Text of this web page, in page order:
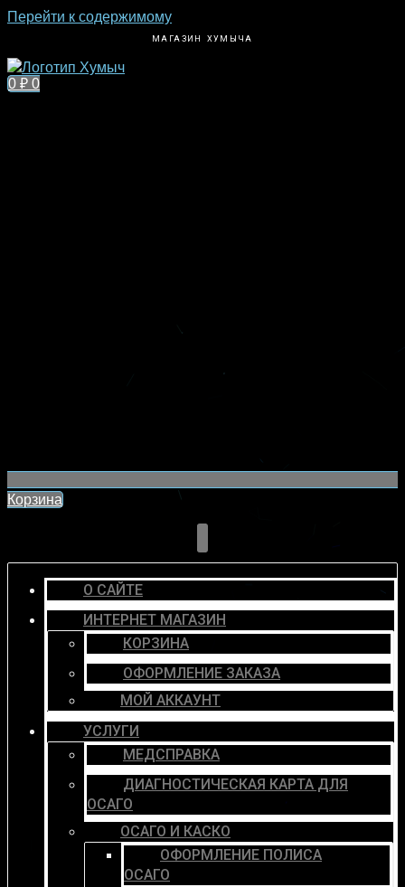
Перейти к содержимому
МАГАЗИН ХУМЫЧА
0 ₽ 0
Корзина
О САЙТЕ
ИНТЕРНЕТ МАГАЗИН
КОРЗИНА
ОФОРМЛЕНИЕ ЗАКАЗА
МОЙ АККАУНТ
УСЛУГИ
МЕДСПРАВКА
ДИАГНОСТИЧЕСКАЯ КАРТА ДЛЯ
ОСАГО
ОСАГО И КАСКО
ОФОРМЛЕНИЕ ПОЛИСА
ОСАГО